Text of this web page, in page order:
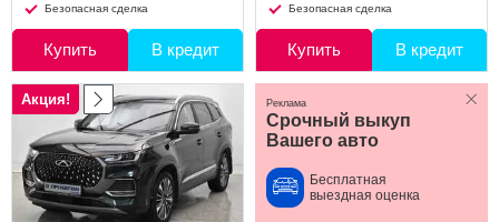
Безопасная сделка
Купить В кредит
Безопасная сделка
Купить В кредит
Акция!
Срочный выкуп
Вашего авто
Бесплатная
выездная оценка
Реклама